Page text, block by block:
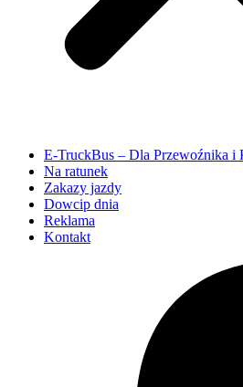
E-TruckBus – Dla Przewoźnika i
Na ratunek
Zakazy jazdy
Dowcip dnia
Reklama
Kontakt